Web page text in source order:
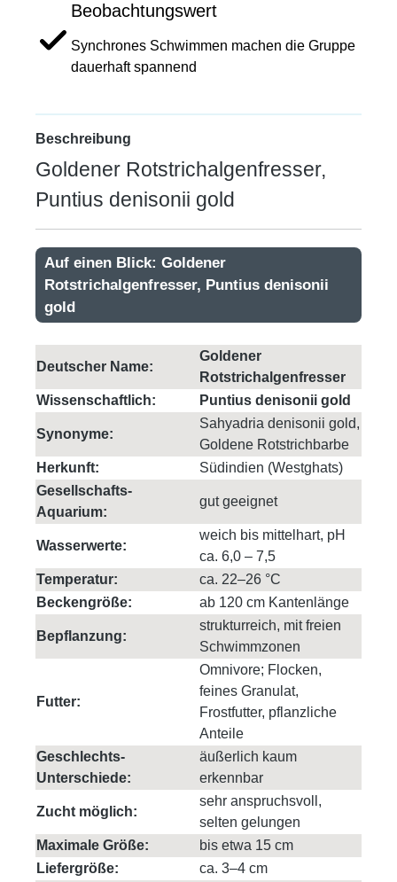
Beobachtungswert
Synchrones Schwimmen machen die Gruppe
dauerhaft spannend
Beschreibung
Goldener Rotstrichalgenfresser,
Puntius denisonii gold
Auf einen Blick: Goldener
Rotstrichalgenfresser, Puntius denisonii
gold
Deutscher Name:
Goldener
Rotstrichalgenfresser
Wissenschaftlich:
Puntius denisonii gold
Synonyme:
Sahyadria denisonii gold,
Goldene Rotstrichbarbe
Herkunft:
Südindien (Westghats)
Gesellschafts-
Aquarium:
gut geeignet
Wasserwerte:
weich bis mittelhart, pH
ca. 6,0 – 7,5
Temperatur:
ca. 22–26 °C
Beckengröße:
ab 120 cm Kantenlänge
Bepflanzung:
strukturreich, mit freien
Schwimmzonen
Futter:
Omnivore; Flocken,
feines Granulat,
Frostfutter, pflanzliche
Anteile
Geschlechts-
Unterschiede:
äußerlich kaum
erkennbar
Zucht möglich:
sehr anspruchsvoll,
selten gelungen
Maximale Größe:
bis etwa 15 cm
Liefergröße:
ca. 3–4 cm